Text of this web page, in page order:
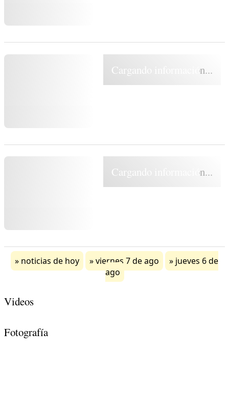
Cargando información...
Cargando información...
noticias de hoy viernes 7 de ago
jueves 6 de
ago
Videos
Fotografía